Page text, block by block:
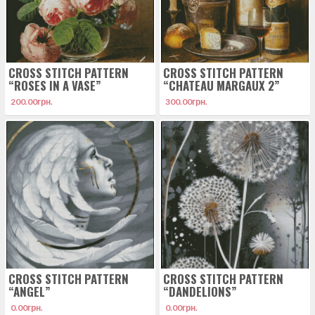
CROSS STITCH PATTERN
“ROSES IN A VASE”
200.00грн.
CROSS STITCH PATTERN
“CHATEAU MARGAUX 2”
300.00грн.
CROSS STITCH PATTERN
“ANGEL”
0.00грн.
CROSS STITCH PATTERN
“DANDELIONS”
0.00грн.